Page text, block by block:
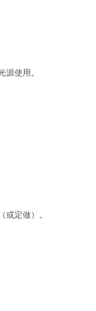
源使用。
或定做）。